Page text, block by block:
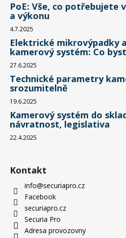
PoE: Vše, co potřebujete
a výkonu
4.7.2025
Elektrické mikrovýpadky
kamerový systém: Co
27.6.2025
Technické parametry
srozumitelně
19.6.2025
Kamerový systém do
návratnost, legislativa
22.4.2025
Kontakt
info@securiapro.cz
Facebook
securiapro.cz
Securia Pro
Adresa provozovny